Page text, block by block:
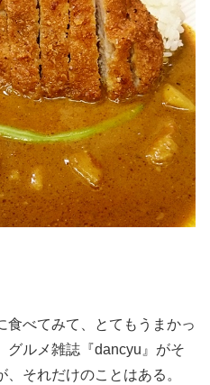
食べてみて、とてもうまかっ
グルメ雑誌『dancyu』がそ
それだけのことはある。